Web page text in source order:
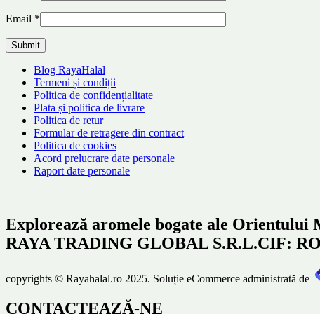
Email *
Blog RayaHalal
Termeni și condiții
Politica de confidențialitate
Plata și politica de livrare
Politica de retur
Formular de retragere din contract
Politica de cookies
Acord prelucrare date personale
Raport date personale
Explorează aromele bogate ale Orientului
RAYA TRADING GLOBAL S.R.L.CIF:
copyrights © Rayahalal.ro 2025. Soluție eCommerce administrată de
CONTACTEAZĂ-NE